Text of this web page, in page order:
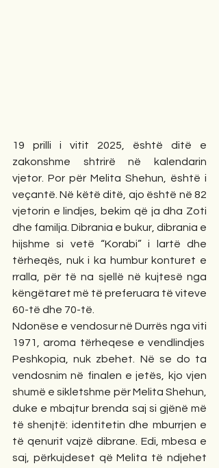
19 prilli i vitit 2025, është ditë e
zakonshme shtrirë në kalendarin
vjetor. Por për Melita Shehun, është i
veçantë. Në këtë ditë, ajo është në 82
vjetorin e lindjes, bekim që ja dha Zoti
dhe familja. Dibrania e bukur, dibrania e
hijshme si vetë “Korabi” i lartë dhe
tërheqës, nuk i ka humbur konturet e
rralla, për të na sjellë në kujtesë nga
këngëtaret më të preferuara të viteve
60-të dhe 70-të.
Ndonëse e vendosur në Durrës nga viti
1971, aroma tërheqese e vendlindjes
Peshkopia, nuk zbehet. Në se do ta
vendosnim në finalen e jetës, kjo vjen
shumë e sikletshme për Melita Shehun,
duke e mbajtur brenda saj si gjënë më
të shenjtë: identitetin dhe mburrjen e
të qenurit vajzë dibrane. Edi, mbesa e
saj, përkujdeset që Melita të ndjehet